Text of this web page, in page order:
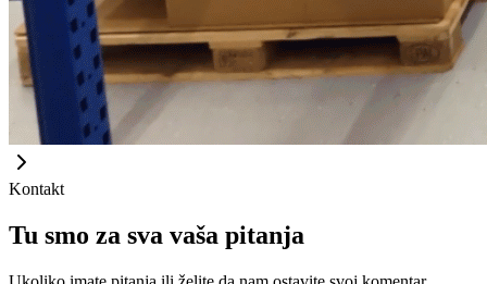
Kontakt
Tu smo za sva vaša pitanja